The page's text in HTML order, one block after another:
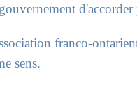
franco-
sens.